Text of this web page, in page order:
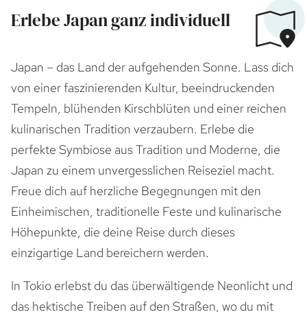
Erlebe Japan ganz individuell
Japan – das Land der aufgehenden Sonne. Lass dich
von einer faszinierenden Kultur, beeindruckenden
Tempeln, blühenden Kirschblüten und einer reichen
kulinarischen Tradition verzaubern. Erlebe die
perfekte Symbiose aus Tradition und Moderne, die
Japan zu einem unvergesslichen Reiseziel macht.
Freue dich auf herzliche Begegnungen mit den
Einheimischen, traditionelle Feste und kulinarische
Höhepunkte, die deine Reise durch dieses
einzigartige Land bereichern werden.
In Tokio erlebst du das überwältigende Neonlicht und
das hektische Treiben auf den Straßen, wo du mit